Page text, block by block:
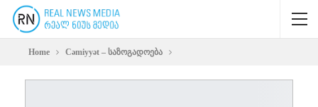
Home Cəmiyyət – საზოგადოება